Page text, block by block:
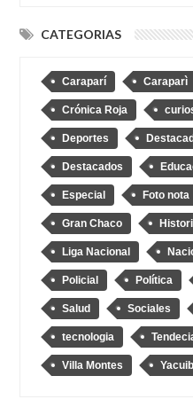
CATEGORIAS
Caraparí Caraparì
Crónica Roja
Deportes
Destacados
Especial Foto nota
Gran Chaco
Liga Nacional
Policial Política
Salud Sociales
tecnologia
Villa Montes